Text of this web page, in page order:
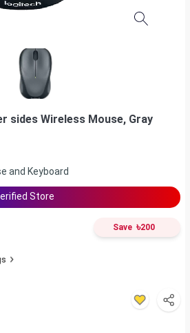
sides Wireless Mouse, Gray
and Keyboard
Store
Save ৳200